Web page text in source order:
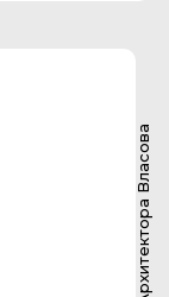
ул. Архитектора Власова